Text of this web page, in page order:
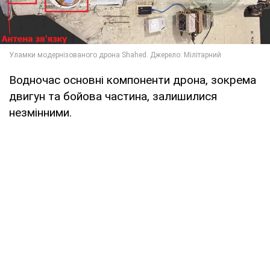
Водночас основні компоненти дрона, зокрема
двигун та бойова частина, залишилися
незмінними.